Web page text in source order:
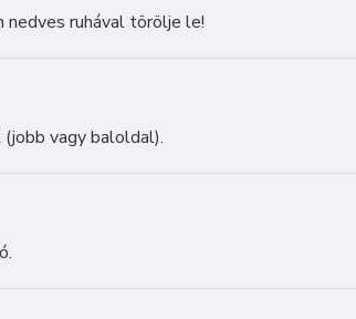
nedves ruhával törölje le!
vagy baloldal).